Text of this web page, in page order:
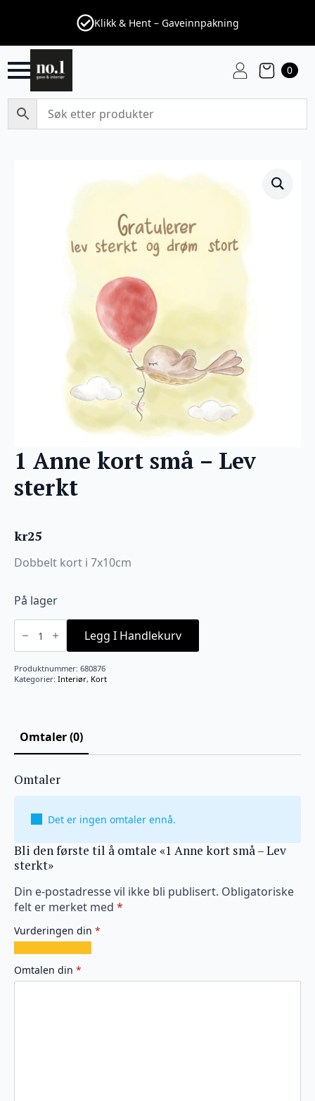
Klikk & Hent – Gaveinnpakning
0
1 Anne kort små – Lev
sterkt
kr25
Dobbelt kort i 7x10cm
På lager
1
Anne
små
-
Lev
sterkt
Legg I Handlekurv
Produktnummer: 680876
Kategorier: Interiør, Kort
Omtaler (0)
Omtaler
Det er ingen omtaler ennå.
Bli den første til å omtale «1 Anne kort små – Lev
sterkt»
Din e-postadresse vil ikke bli publisert. Obligatoriske
felt er merket med *
Vurderingen din *
av
5
av
5
av
5
av
5
av
5
Omtalen din *